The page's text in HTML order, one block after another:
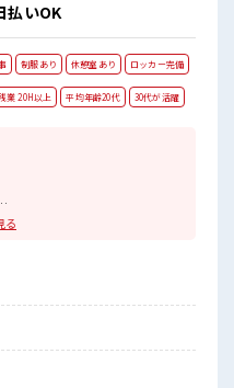
払いOK
制服あり 休憩室あり ロッカー完備
業 20H以上 平均年齢20代 30代が活躍
由！
う≫
けど、
ていきましょう！
る